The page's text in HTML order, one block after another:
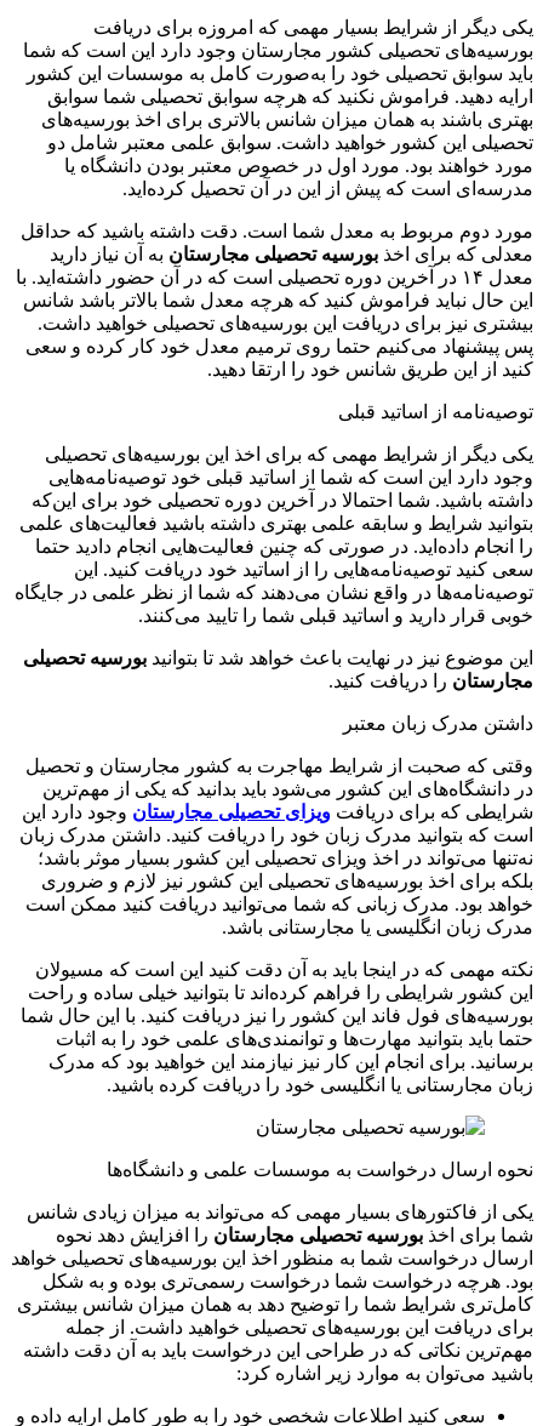
یکی دیگر از شرایط بسیار مهمی که امروزه برای دریافت
بورسیه‌های تحصیلی کشور مجارستان وجود دارد این است که شما
باید سوابق تحصیلی خود را به‌صورت کامل به موسسات این کشور
ارایه دهید. فراموش نکنید که هرچه سوابق تحصیلی شما سوابق
بهتری باشند به همان میزان شانس بالاتری برای اخذ بورسیه‌های
تحصیلی این کشور خواهید داشت. سوابق علمی معتبر شامل دو
مورد خواهند بود. مورد اول در خصوص معتبر بودن دانشگاه یا
مدرسه‌ای است که پیش از این در آن تحصیل کرده‌اید.
مورد دوم مربوط به معدل شما است. دقت داشته باشید که حداقل
معدلی که برای اخذ بورسیه تحصیلی مجارستان به آن نیاز دارید
معدل ۱۴ در آخرین دوره تحصیلی است که در آن حضور داشته‌اید. با
این حال نباید فراموش کنید که هرچه معدل شما بالاتر باشد شانس
بیشتری نیز برای دریافت این بورسیه‌های تحصیلی خواهید داشت.
پس پیشنهاد می‌کنیم حتما روی ترمیم معدل خود کار کرده و سعی
کنید از این طریق شانس خود را ارتقا دهید.
توصیه‌نامه از اساتید قبلی
یکی دیگر از شرایط مهمی که برای اخذ این بورسیه‌های تحصیلی
وجود دارد این است که شما از اساتید قبلی خود توصیه‌نامه‌هایی
داشته باشید. شما احتمالا در آخرین دوره تحصیلی خود برای این‌که
بتوانید شرایط و سابقه علمی بهتری داشته باشید فعالیت‌های علمی
را انجام داده‌اید. در صورتی که چنین فعالیت‌هایی انجام دادید حتما
سعی کنید توصیه‌نامه‌هایی را از اساتید خود دریافت کنید. این
توصیه‌نامه‌ها در واقع نشان می‌دهند که شما از نظر علمی در جایگاه
خوبی قرار دارید و اساتید قبلی شما را تایید می‌کنند.
این موضوع نیز در نهایت باعث خواهد شد تا بتوانید بورسیه تحصیلی
مجارستان را دریافت کنید.
داشتن مدرک زبان معتبر
وقتی که صحبت از شرایط مهاجرت به کشور مجارستان و تحصیل
در دانشگاه‌های این کشور می‌شود باید بدانید که یکی از مهم‌ترین
شرایطی که برای دریافت ویزای تحصیلی مجارستان وجود دارد این
است که بتوانید مدرک زبان خود را دریافت کنید. داشتن مدرک زبان
نه‌تنها می‌تواند در اخذ ویزای تحصیلی این کشور بسیار موثر باشد؛
بلکه برای اخذ بورسیه‌های تحصیلی این کشور نیز لازم و ضروری
خواهد بود. مدرک زبانی که شما می‌توانید دریافت کنید ممکن است
مدرک زبان انگلیسی یا مجارستانی باشد.
نکته مهمی که در اینجا باید به آن دقت کنید این است که مسیولان
این کشور شرایطی را فراهم کرده‌اند تا بتوانید خیلی ساده و راحت
بورسیه‌های فول فاند این کشور را نیز دریافت کنید. با این حال شما
حتما باید بتوانید مهارت‌ها و توانمندی‌های علمی خود را به اثبات
برسانید. برای انجام این کار نیز نیازمند این خواهید بود که مدرک
زبان مجارستانی یا انگلیسی خود را دریافت کرده باشید.
نحوه ارسال درخواست به موسسات علمی و دانشگاه‌ها
یکی از فاکتورهای بسیار مهمی که می‌تواند به میزان زیادی شانس
شما برای اخذ بورسیه تحصیلی مجارستان را افزایش دهد نحوه
ارسال درخواست شما به منظور اخذ این بورسیه‌های تحصیلی خواهد
بود. هرچه درخواست شما درخواست رسمی‌تری بوده و به شکل
کامل‌تری شرایط شما را توضیح دهد به همان میزان شانس بیشتری
برای دریافت این بورسیه‌های تحصیلی خواهید داشت. از جمله
مهم‌ترین نکاتی که در طراحی این درخواست باید به آن دقت داشته
باشید می‌توان به موارد زیر اشاره کرد:
سعی کنید اطلاعات شخصی خود را به طور کامل ارایه داده و